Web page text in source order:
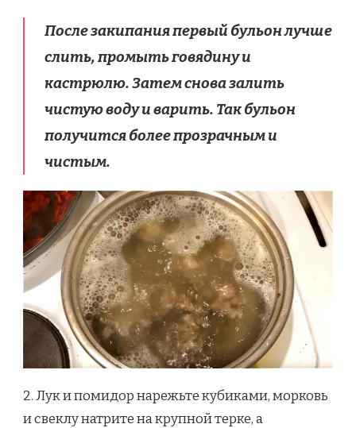
После закипания первый бульон лучше
слить, промыть говядину и
кастрюлю. Затем снова залить
чистую воду и варить. Так бульон
получится более прозрачным и
чистым.
2. Лук и помидор нарежьте кубиками, морковь
и свеклу натрите на крупной терке, а